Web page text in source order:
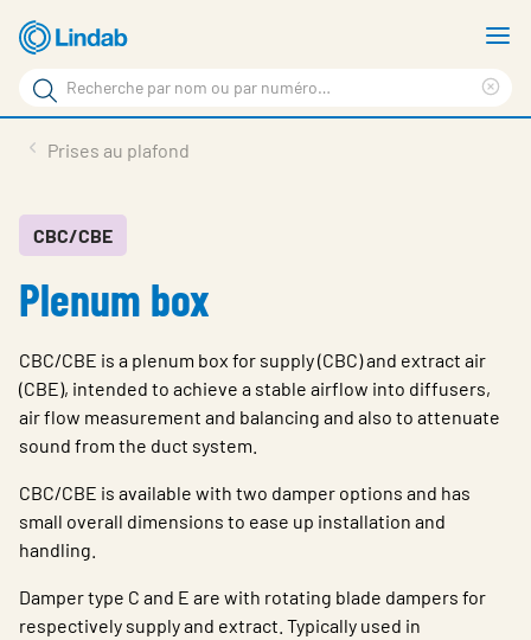
Aller
au
contenu
principal
Rechercher
Rechercher
sur
site
En vedette
À propos de Lindab
Downloads
Choisir la langue
Switzerland - French
Prises au plafond
CBC/CBE
Plenum box
CBC/CBE is a plenum box for supply (CBC) and extract air
(CBE), intended to achieve a stable airflow into diffusers,
air flow measurement and balancing and also to attenuate
sound from the duct system.
CBC/CBE is available with two damper options and has
small overall dimensions to ease up installation and
handling.
Damper type C and E are with rotating blade dampers for
respectively supply and extract. Typically used in